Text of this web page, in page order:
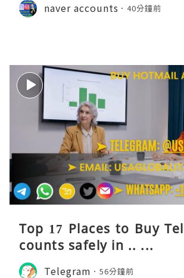
naver accounts 40分鐘前
Top 17 Places to Buy
counts safely in .. ...
Telegram 56分鐘前